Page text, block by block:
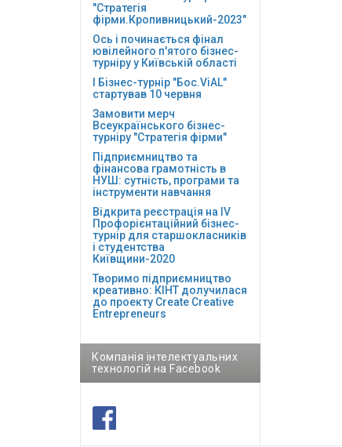
"Стратегія
фірми.Кропивницький-2023"
Ось і починається фінал
ювілейного п'ятого бізнес-
турніру у Київській області
І Бізнес-турнір "Бос.ViAL"
стартував 10 червня
Замовити мерч
Всеукраїнського бізнес-
турніру "Стратегія фірми"
Підприємництво та
фінансова грамотність в
НУШ: сутність, програми та
інструменти навчання
Відкрита реєстрація на ІV
Профорієнтаційний бізнес-
турнір для старшокласників
і студентства
Київщини-2020
Творимо підприємництво
креативно: КІНТ долучилася
до проекту Сreate Creative
Entrepreneurs
Компанія інтелектуальних
технологій на Facebook